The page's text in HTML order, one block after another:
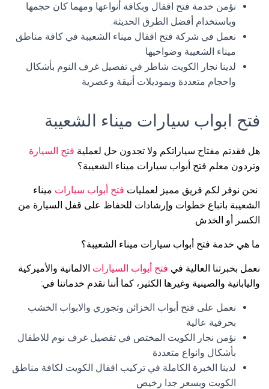
نؤمن خدمة فتح اقفال وبكافة أنواعها ومهما كان حجمها
وباستخدام أفضل الطرق الحديثة.
نعمل في شركة فتح اقفال ميناء الشعيبة في كافة مناطق
ميناء الشعيبة وضواحيها
لدينا نجار الكويت شاطر في تفصيل غرف النوم بأشكال
واحجام متعددة وبموديلات أنيقة وعصرية
فتح ابواب سيارات ميناء الشعيبة
هل فقدتم مفتاح سياراتكم ولا تجدون حل لعملية فتح السيارة
وتردون معلم فتح أبواب سيارات ميناء الشعيبة؟
نحن نوفر لكم فريق مميز لعمليات فتح أبواب سيارات ميناء
الشعيبة باتباع خطوات وإرشادات للحفاظ على قفل السيارة من
الكسر أو الخدش.
ما هي خدمة فتح أبواب سيارات ميناء الشعيبة؟
نعمل بخبرتنا العالية في فتح أبواب السيارات الالمانية والأميركية
واليابانية والصينية وغيرها الكثير، كما أننا نقدم خدماتنا في:
نعمل على فتح أبواب الخزائن وتجوري والابواب الخشب
بحرفية عالية
نؤمن نجار الكويت المختص في تفصيل غرف نوم للاطفال
بأشكال وانواع متعددة
لدينا الخبرة الكاملة في تركيب اقفال الكويت لكافة مناطق
الكويت وبسعر جدا رخيص